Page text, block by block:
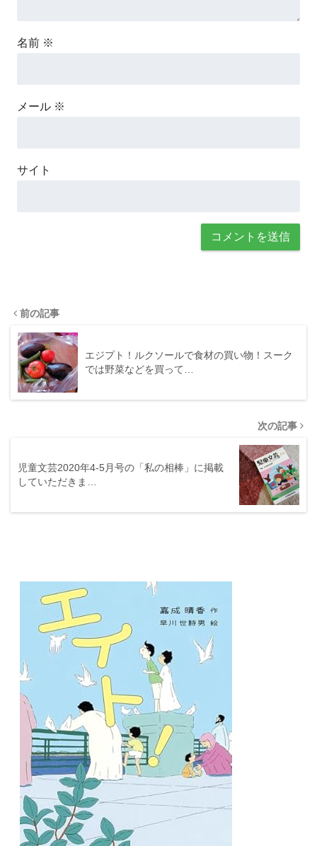
名前 ※
メール ※
サイト
前の記事
エジプト！ルクソールで食材の買い物！スーク
では野菜などを買って…
次の記事
児童文芸2020年4-5月号の「私の相棒」に掲載
していただきま…